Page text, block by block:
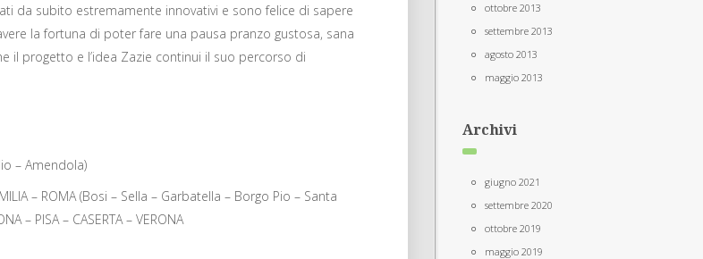
da subito estremamente innovativi e sono felice di sapere
la fortuna di poter fare una pausa pranzo gustosa, sana
il progetto e l’idea Zazie continui il suo percorso di
– Amendola)
– ROMA (Bosi – Sella – Garbatella – Borgo Pio – Santa
– PISA – CASERTA – VERONA
ottobre 2013
settembre 2013
agosto 2013
maggio 2013
Archivi
giugno 2021
settembre 2020
ottobre 2019
maggio 2019